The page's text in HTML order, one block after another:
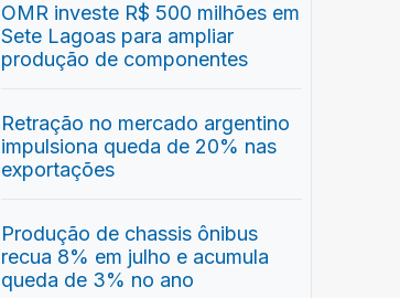
OMR investe R$ 500 milhões em
Sete Lagoas para ampliar
produção de componentes
Retração no mercado argentino
impulsiona queda de 20% nas
exportações
Produção de chassis ônibus
recua 8% em julho e acumula
queda de 3% no ano